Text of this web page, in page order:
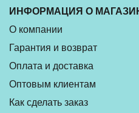
ИНФОРМАЦИЯ О
О компании
Гарантия и возврат
Оплата и доставка
Оптовым клиентам
Как сделать заказ